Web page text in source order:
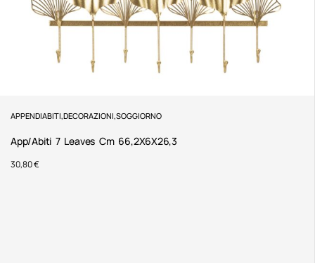
APPENDIABITI,DECORAZIONI,SOGGIORNO
App/Abiti 7 Leaves Cm 66,2X6X26,3
30,80€